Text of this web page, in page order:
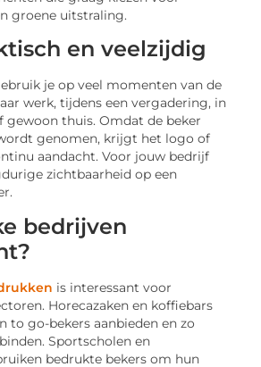
groene uitstraling.
en veelzijdig
je op veel momenten van de
werk, tijdens een vergadering, in
gewoon thuis. Omdat de beker
genomen, krijgt het logo of
aandacht. Voor jouw bedrijf
zichtbaarheid op een
bedrijven
is interessant voor
Horecazaken en koffiebars
to go-bekers aanbieden en zo
Sportscholen en
bedrukte bekers om hun